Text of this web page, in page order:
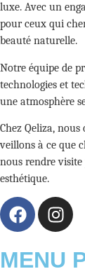
luxe. Avec un
pour ceux qui
beauté naturelle.
Notre équipe de
technologies et
une atmosphère
Chez Qeliza,
veillons à ce que
nous rendre
esthétique.
MENU